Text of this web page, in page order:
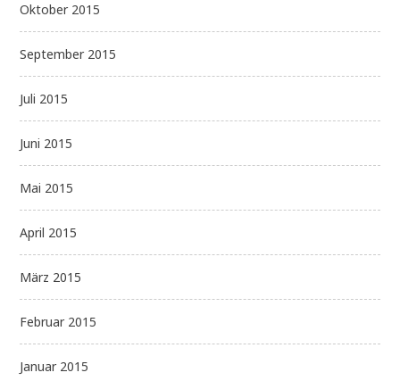
Oktober 2015
September 2015
Juli 2015
Juni 2015
Mai 2015
April 2015
März 2015
Februar 2015
Januar 2015